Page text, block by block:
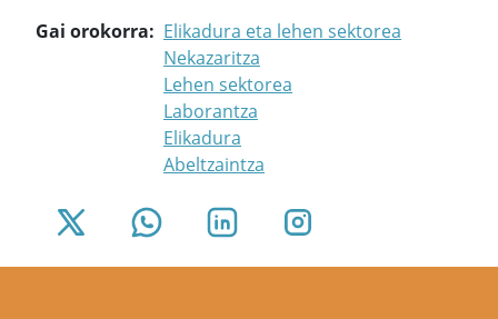
Gai orokorra
Elikadura eta lehen sektorea
Nekazaritza
Lehen sektorea
Laborantza
Elikadura
Abeltzaintza